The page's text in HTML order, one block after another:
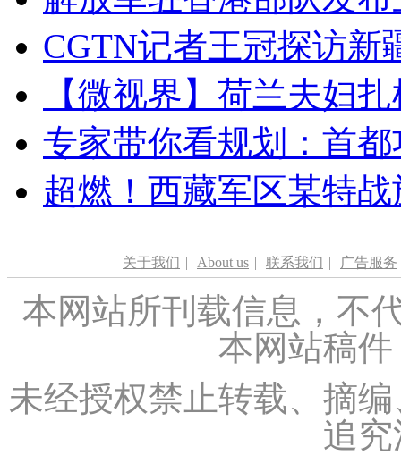
CGTN记者王冠探访新
【微视界】荷兰夫妇
专家带你看规划：首
超燃！西藏军区某特
关于我们 | About us | 联系我们 | 广告服务
本网站所刊载信息，不
本网站稿
未经授权禁止转载、摘
追